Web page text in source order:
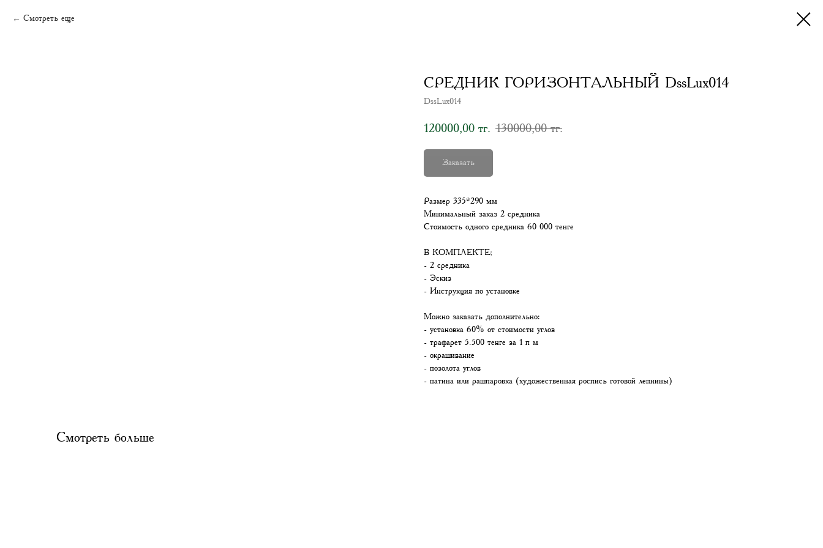
Смотреть еще
СРЕДНИК ГОРИЗОНТАЛЬНЫЙ DssLux014
DssLux014
120000,00 тг. 130000,00 тг.
Заказать
Размер 335*290 мм
Минимальный заказ 2 средника
Стоимость одного средника 60 000 тенге
В КОМПЛЕКТЕ;
- 2 средника
- Эскиз
- Инструкция по установке
Можно заказать дополнительно:
- установка 60% от стоимости углов
- трафарет 5.500 тенге за 1 п м
- окрашивание
- позолота углов
- патина или рашпаровка (художественная роспись готовой лепнины)
Смотреть больше